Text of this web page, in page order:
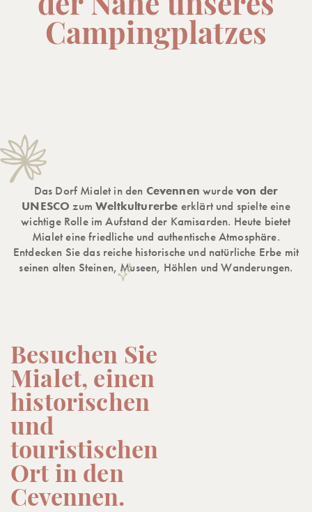
der Nähe unseres
Campingplatzes
Das Dorf Mialet in den Cevennenwurdevon der
UNESCO zum Weltkulturerbe erklärt und spielte eine
wichtige Rolle im Aufstand der Kamisarden. Heute bietet
Mialet eine friedliche und authentische Atmosphäre.
Entdecken Sie das reiche historische und natürliche Erbe mit
seinen alten Steinen, Museen, Höhlen und Wanderungen.
Besuchen Sie
Mialet, einen
historischen
und
touristischen
Ort in den
Cevennen.